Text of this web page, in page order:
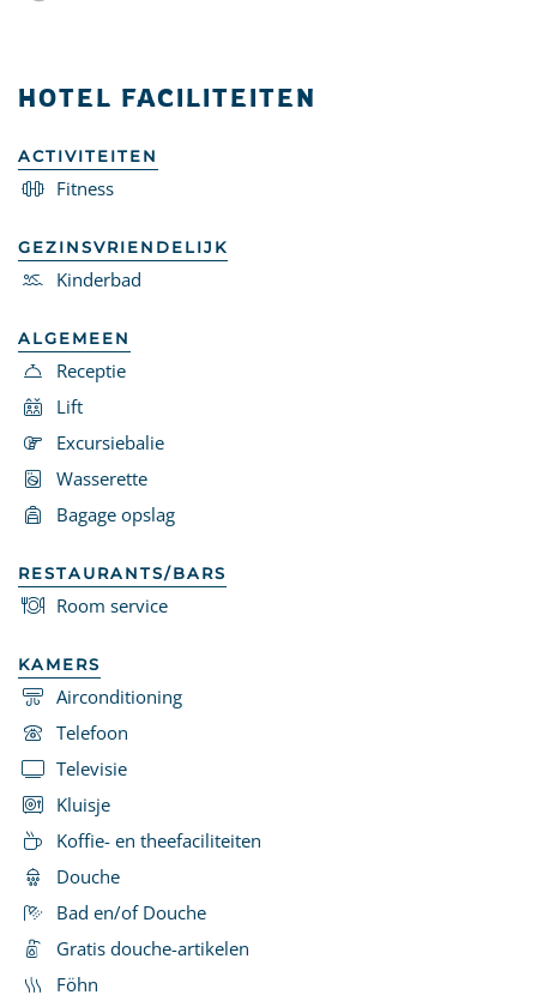
HOTEL FACILITEITEN
ACTIVITEITEN
Fitness
GEZINSVRIENDELIJK
Kinderbad
ALGEMEEN
Receptie
Lift
Excursiebalie
Wasserette
Bagage opslag
RESTAURANTS/BARS
Room service
KAMERS
Airconditioning
Telefoon
Televisie
Kluisje
Koffie- en theefaciliteiten
Douche
Bad en/of Douche
Gratis douche-artikelen
Föhn